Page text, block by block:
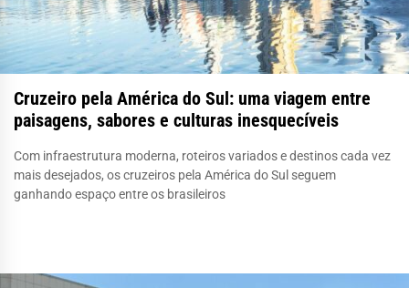
Cruzeiro pela América do Sul: uma viagem entre
paisagens, sabores e culturas inesquecíveis
Com infraestrutura moderna, roteiros variados e destinos cada vez
mais desejados, os cruzeiros pela América do Sul seguem
ganhando espaço entre os brasileiros